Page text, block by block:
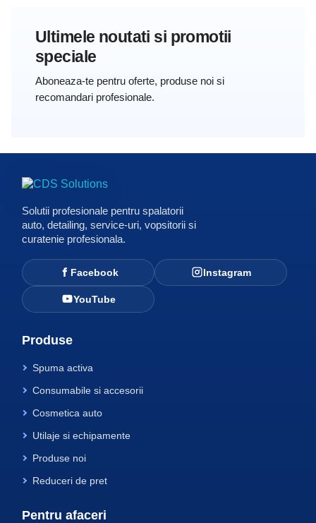
Ultimele noutati si promotii
speciale
Solutii profesionale pentru spalatorii
auto, detailing, service-uri, vopsitorii si
curatenie profesionala.
Facebook Instagram
YouTube
Produse
Spuma activa
Consumabile si accesorii
Cosmetica auto
Utilaje si echipamente
Produse noi
Reduceri de pret
Pentru afaceri